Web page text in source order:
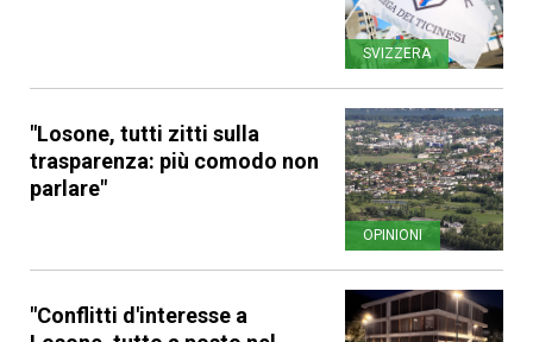
SVIZZERA
"Losone, tutti zitti sulla
trasparenza: più comodo non
parlare"
OPINIONI
"Conflitti d'interesse a